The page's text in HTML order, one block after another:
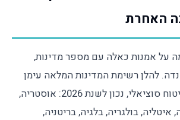
האחרת
על אמנות כאלה עם מספר מדינות,
להלן רשימת המדינות המלאה עימן
יש הסכם בנושא ביטוח סוציאלי, נכון לשנת 2026: אוסטריה,
איטליה, בולגריה, בלגיה, בריטניה,